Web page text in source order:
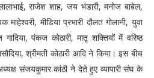
राजेश शाह, जय भंडारी, मनोज बाबेल,
मीडिया प्रभारी दौलत गोलानी, युवा
पंकज कोठारी, मातृ शक्तियों में वरिष्ठ
श्रीमती कोठारी आदि ने किया। इस बीच
संजयकुमार कांठी ने देते हुए व्यापारी संघ के